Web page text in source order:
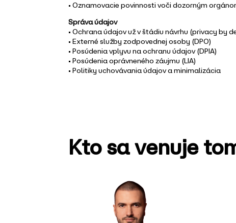
• Oznamovacie povinnosti voči dozorným
Správa údajov
• Ochrana údajov už v štádiu návrhu (privacy by
• Externé služby zodpovednej osoby (DPO)
• Posúdenia vplyvu na ochranu údajov (DPIA)
• Posúdenia oprávneného záujmu (LIA)
• Politiky uchovávania údajov a minimalizácia
Kto sa venuje